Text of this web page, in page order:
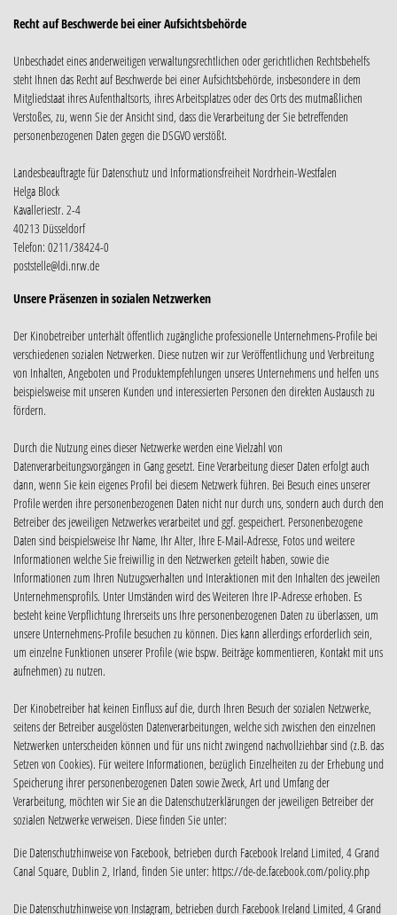
Recht auf Beschwerde bei einer Aufsichtsbehörde
Unbeschadet eines anderweitigen verwaltungsrechtlichen oder gerichtlichen Rechtsbehelfs
steht Ihnen das Recht auf Beschwerde bei einer Aufsichtsbehörde, insbesondere in dem
Mitgliedstaat ihres Aufenthaltsorts, ihres Arbeitsplatzes oder des Orts des mutmaßlichen
Verstoßes, zu, wenn Sie der Ansicht sind, dass die Verarbeitung der Sie betreffenden
personenbezogenen Daten gegen die DSGVO verstößt.
Landesbeauftragte für Datenschutz und Informationsfreiheit Nordrhein-Westfalen
Helga Block
Kavalleriestr. 2-4
40213 Düsseldorf
Telefon: 0211/38424-0
poststelle@ldi.nrw.de
Unsere Präsenzen in sozialen Netzwerken
Der Kinobetreiber unterhält öffentlich zugängliche professionelle Unternehmens-Profile bei
verschiedenen sozialen Netzwerken. Diese nutzen wir zur Veröffentlichung und Verbreitung
von Inhalten, Angeboten und Produktempfehlungen unseres Unternehmens und helfen uns
beispielsweise mit unseren Kunden und interessierten Personen den direkten Austausch zu
fördern.
Durch die Nutzung eines dieser Netzwerke werden eine Vielzahl von
Datenverarbeitungsvorgängen in Gang gesetzt. Eine Verarbeitung dieser Daten erfolgt auch
dann, wenn Sie kein eigenes Profil bei diesem Netzwerk führen. Bei Besuch eines unserer
Profile werden ihre personenbezogenen Daten nicht nur durch uns, sondern auch durch den
Betreiber des jeweiligen Netzwerkes verarbeitet und ggf. gespeichert. Personenbezogene
Daten sind beispielsweise Ihr Name, Ihr Alter, Ihre E-Mail-Adresse, Fotos und weitere
Informationen welche Sie freiwillig in den Netzwerken geteilt haben, sowie die
Informationen zum Ihren Nutzugsverhalten und Interaktionen mit den Inhalten des jeweilen
Unternehmensprofils. Unter Umständen wird des Weiteren Ihre IP-Adresse erhoben. Es
besteht keine Verpflichtung Ihrerseits uns Ihre personenbezogenen Daten zu überlassen, um
unsere Unternehmens-Profile besuchen zu können. Dies kann allerdings erforderlich sein,
um einzelne Funktionen unserer Profile (wie bspw. Beiträge kommentieren, Kontakt mit uns
aufnehmen) zu nutzen.
Der Kinobetreiber hat keinen Einfluss auf die, durch Ihren Besuch der sozialen Netzwerke,
seitens der Betreiber ausgelösten Datenverarbeitungen, welche sich zwischen den einzelnen
Netzwerken unterscheiden können und für uns nicht zwingend nachvollziehbar sind (z.B. das
Setzen von Cookies). Für weitere Informationen, bezüglich Einzelheiten zu der Erhebung und
Speicherung ihrer personenbezogenen Daten sowie Zweck, Art und Umfang der
Verarbeitung, möchten wir Sie an die Datenschutzerklärungen der jeweiligen Betreiber der
sozialen Netzwerke verweisen. Diese finden Sie unter:
Die Datenschutzhinweise von Facebook, betrieben durch Facebook Ireland Limited, 4 Grand
Canal Square, Dublin 2, Irland, finden Sie unter: https://de-de.facebook.com/policy.php
Die Datenschutzhinweise von Instagram, betrieben durch Facebook Ireland Limited, 4 Grand